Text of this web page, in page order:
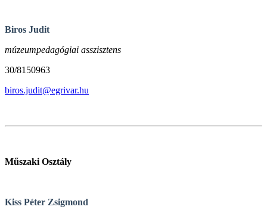
Biros Judit
múzeumpedagógiai asszisztens
30/8150963
biros.judit@egrivar.hu
Műszaki Osztály
Kiss Péter Zsigmond